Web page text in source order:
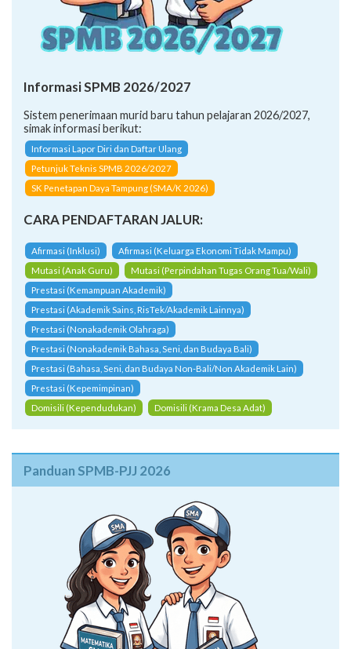
Informasi SPMB 2026/2027
Sistem penerimaan murid baru tahun pelajaran 2026/2027,
simak informasi berikut:
Informasi Lapor Diri dan Daftar Ulang
Petunjuk Teknis SPMB 2026/2027
SK Penetapan Daya Tampung (SMA/K 2026)
CARA PENDAFTARAN JALUR:
Afirmasi (Inklusi)
Afirmasi (Keluarga Ekonomi Tidak Mampu)
Mutasi (Anak Guru)
Mutasi (Perpindahan Tugas Orang Tua/Wali)
Prestasi (Kemampuan Akademik)
Prestasi (Akademik Sains, RisTek/Akademik Lainnya)
Prestasi (Nonakademik Olahraga)
Prestasi (Nonakademik Bahasa, Seni, dan Budaya Bali)
Prestasi (Bahasa, Seni, dan Budaya Non-Bali/Non Akademik Lain)
Prestasi (Kepemimpinan)
Domisili (Kependudukan)
Domisili (Krama Desa Adat)
Panduan SPMB-PJJ 2026